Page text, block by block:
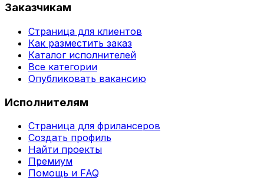
Заказчикам
Страница для клиентов
Как разместить заказ
Каталог исполнителей
Все категории
Опубликовать вакансию
Исполнителям
Страница для фрилансеров
Создать профиль
Найти проекты
Премиум
Помощь и FAQ